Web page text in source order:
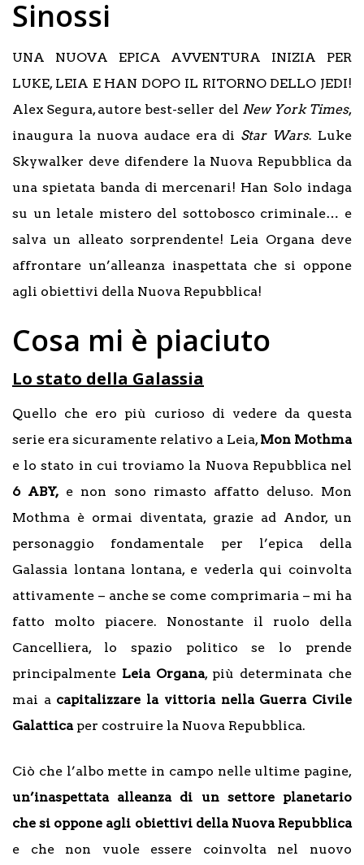
Sinossi
UNA NUOVA EPICA AVVENTURA INIZIA PER
LUKE, LEIA E HAN DOPO IL RITORNO DELLO JEDI!
Alex Segura, autore best-seller del New York Times,
inaugura la nuova audace era di Star Wars. Luke
Skywalker deve difendere la Nuova Repubblica da
una spietata banda di mercenari! Han Solo indaga
su un letale mistero del sottobosco criminale… e
salva un alleato sorprendente! Leia Organa deve
affrontare un’alleanza inaspettata che si oppone
agli obiettivi della Nuova Repubblica!
Cosa mi è piaciuto
Lo stato della Galassia
Quello che ero più curioso di vedere da questa
serie era sicuramente relativo a Leia,Mon Mothma
e lo stato in cui troviamo la Nuova Repubblica nel
6 ABY, e non sono rimasto affatto deluso. Mon
Mothma è ormai diventata, grazie ad Andor, un
personaggio fondamentale per l’epica della
Galassia lontana lontana, e vederla qui coinvolta
attivamente – anche se come comprimaria – mi ha
fatto molto piacere. Nonostante il ruolo della
Cancelliera, lo spazio politico se lo prende
principalmente Leia Organa, più determinata che
mai a capitalizzare la vittoria nella Guerra Civile
Galatticaper costruire la Nuova Repubblica.
Ciò che l’albo mette in campo nelle ultime pagine,
un’inaspettata alleanza di un settore planetario
che si oppone agli obiettivi della Nuova Repubblica
e che non vuole essere coinvolta nel nuovo